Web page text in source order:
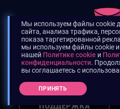
ПОДДЕРЖКА
Мы используем файлы cookie
сайта, анализа трафика,
показа таргетированной
мы используем файлы cookie
нашей Политике cookie и
конфиденциальности.
вы соглашаетесь с
ПРИНЯТЬ